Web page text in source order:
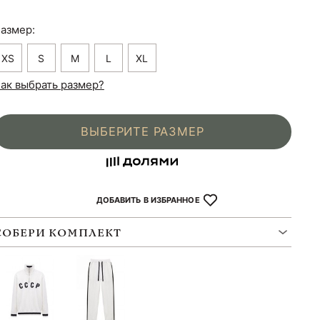
XS S M L XL
выбрать размер?
ВЫБЕРИТЕ РАЗМЕР
ДОБАВИТЬ В ИЗБРАННОЕ
КОМПЛЕКТ